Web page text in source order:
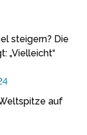
steigern? Die
„Vielleicht“
auf